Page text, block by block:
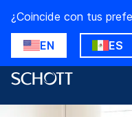
¿Coincide con tus
EN ES